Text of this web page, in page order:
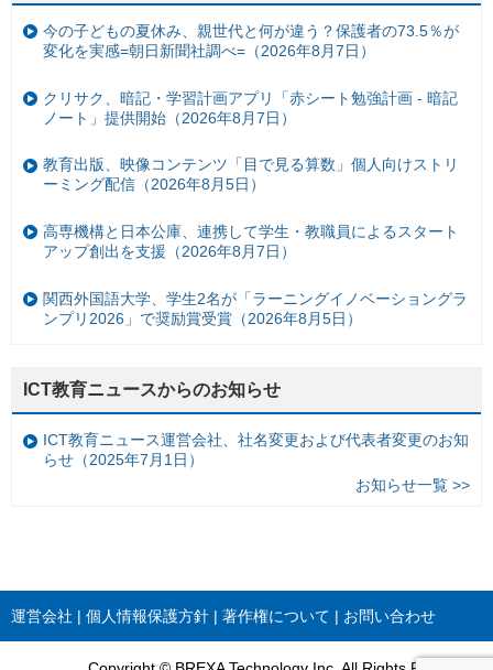
今の子どもの夏休み、親世代と何が違う？保護者の73.5％が
変化を実感=朝日新聞社調べ=（2026年8月7日）
クリサク、暗記・学習計画アプリ「赤シート勉強計画 - 暗記
ノート」提供開始（2026年8月7日）
教育出版、映像コンテンツ「目で見る算数」個人向けストリ
ーミング配信（2026年8月5日）
高専機構と日本公庫、連携して学生・教職員によるスタート
アップ創出を支援（2026年8月7日）
関西外国語大学、学生2名が「ラーニングイノベーショングラ
ンプリ2026」で奨励賞受賞（2026年8月5日）
ICT教育ニュースからのお知らせ
ICT教育ニュース運営会社、社名変更および代表者変更のお知
らせ（2025年7月1日）
お知らせ一覧 >>
運営会社 個人情報保護方針 著作権について お問い合わせ